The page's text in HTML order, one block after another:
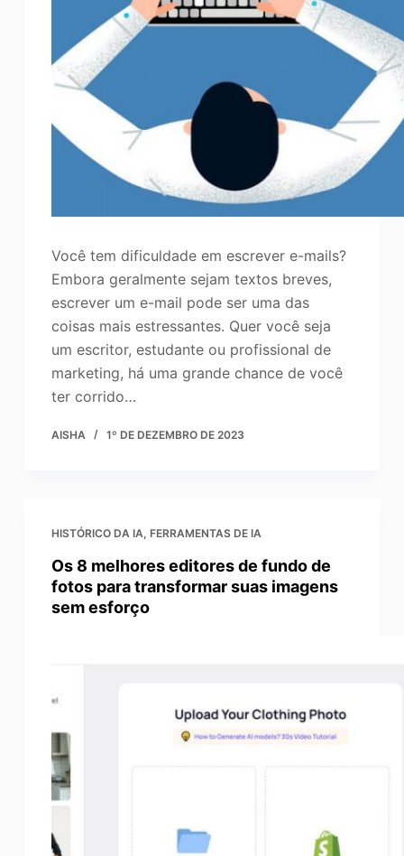
Você tem dificuldade em escrever e-mails?
Embora geralmente sejam textos breves,
escrever um e-mail pode ser uma das
coisas mais estressantes. Quer você seja
um escritor, estudante ou profissional de
marketing, há uma grande chance de você
ter corrido…
AISHA 1º DE DEZEMBRO DE 2023
HISTÓRICO DA IA, FERRAMENTAS DE IA
Os 8 melhores editores de fundo de
fotos para transformar suas imagens
sem esforço